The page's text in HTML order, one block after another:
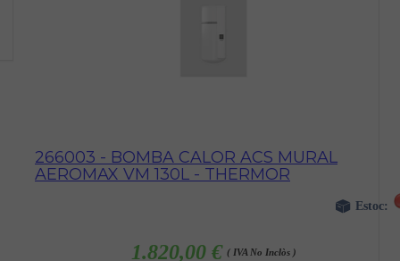
266003 - BOMBA CALOR ACS MURAL
AEROMAX VM 130L - THERMOR
Estoc:
1.820,00 € ( IVA No Inclòs )